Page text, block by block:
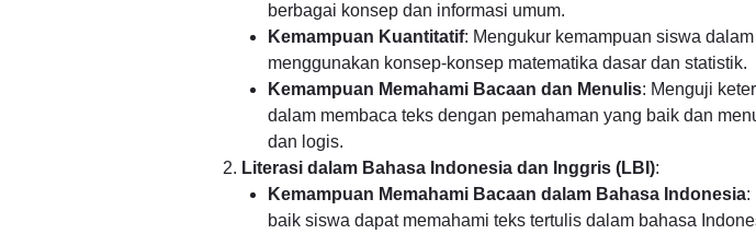
berbagai konsep dan informasi umum.
Kemampuan Kuantitatif: Mengukur kemampuan siswa
menggunakan konsep-konsep matematika dasar dan statistik.
Kemampuan Memahami Bacaan dan Menulis: Menguji
dalam membaca teks dengan pemahaman yang baik dan
dan logis.
Literasi dalam Bahasa Indonesia dan Inggris (LBI):
Kemampuan Memahami Bacaan dalam Bahasa Indonesia:
baik siswa dapat memahami teks tertulis dalam bahasa